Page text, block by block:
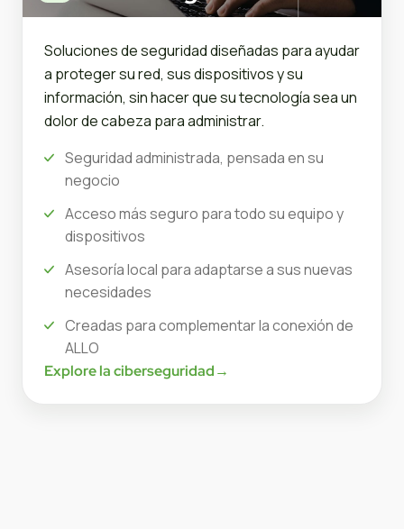
Soluciones de seguridad diseñadas para ayudar
a proteger su red, sus dispositivos y su
información, sin hacer que su tecnología sea un
dolor de cabeza para administrar.
Seguridad administrada, pensada en su
negocio
Acceso más seguro para todo su equipo y
dispositivos
Asesoría local para adaptarse a sus nuevas
necesidades
Creadas para complementar la conexión de
ALLO
Explore la ciberseguridad→